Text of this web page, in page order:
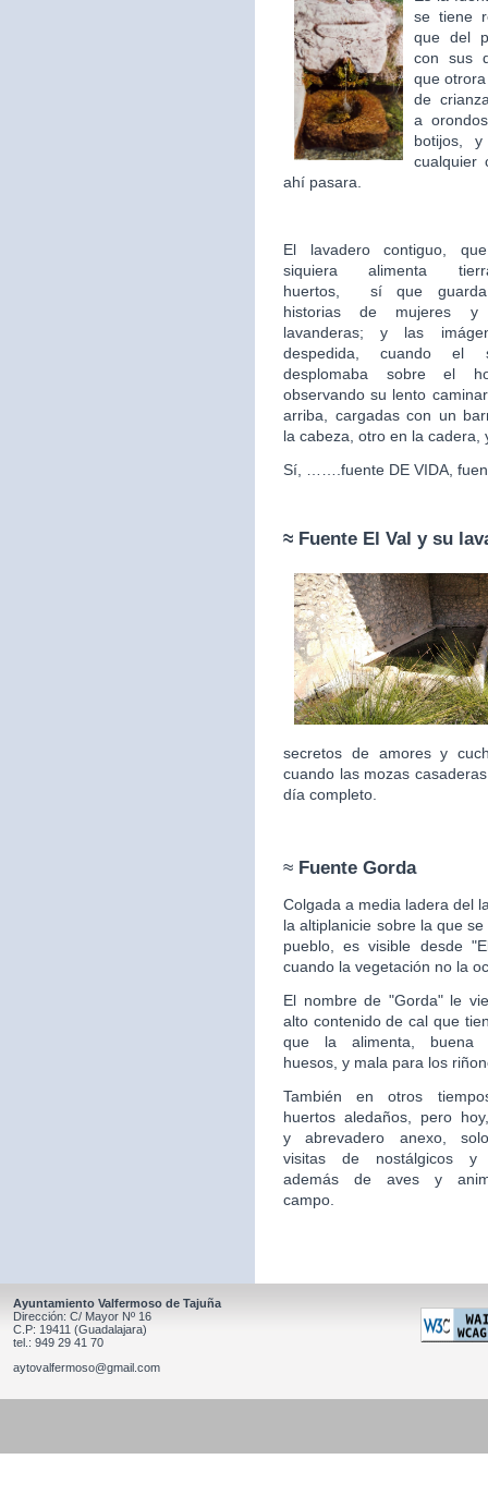
se tiene
que del
con sus
que
de
a
botijos,
cualquier
ahí pasara.
El lavadero contiguo,
siquiera alimenta
huertos,
sí que
historias de mujeres y
lavanderas; y las
despedida, cuando el
desplomaba sobre el
observando su lento
arriba, cargadas con un
la cabeza, otro en la
Sí, …….fuente DE VIDA,
≈ Fuente El Val y su
secretos de amores y
cuando las mozas
día completo.
≈ Fuente Gorda
Colgada a media ladera del
la altiplanicie sobre la que se
pueblo, es visible desde
cuando la vegetación no la
El nombre de "Gorda" le
alto contenido de cal que
que la alimenta, buena
huesos, y mala para los
También en otros
huertos aledaños, pero
yabrevadero anexo,
visitas de nostálgicos y
además de aves y
campo.
Ayuntamiento Valfermoso de Tajuña
Dirección: C/ Mayor Nº 16
C.P: 19411 (Guadalajara)
tel.: 949 29 41 70
aytovalfermoso@gmail.com